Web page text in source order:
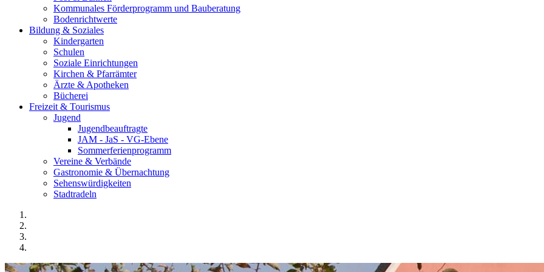
Kommunales Förderprogramm und Bauberatung
Bodenrichtwerte
Bildung & Soziales
Kindergarten
Schulen
Soziale Einrichtungen
Kirchen & Pfarrämter
Ärzte & Apotheken
Bücherei
Freizeit & Tourismus
Jugend
Jugendbeauftragte
JAM - JaS - VG-Ebene
Sommerferienprogramm
Vereine & Verbände
Gastronomie & Übernachtung
Sehenswürdigkeiten
Stadtradeln